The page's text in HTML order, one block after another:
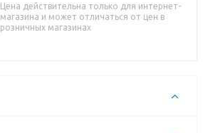
Цена действительна только для интернет-
магазина и может отличаться от цен в
розничных магазинах